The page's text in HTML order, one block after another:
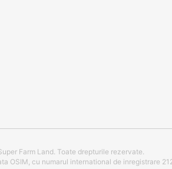
Farm Land. Toate drepturile rezervate.
OSIM, cu numarul international de inregistrare